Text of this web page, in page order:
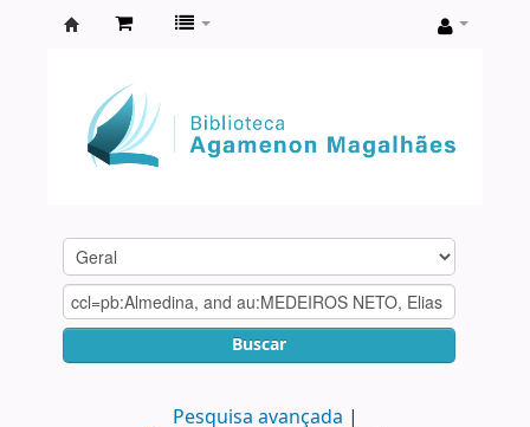
Agamenon
Magalhães
Buscar
Pesquisa avançada